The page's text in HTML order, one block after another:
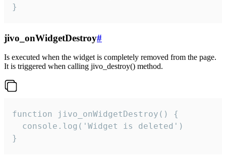
}
jivo_onWidgetDestroy#
Is executed when the widget is completely removed from the page.
It is triggered when calling jivo_destroy() method.
function jivo_onWidgetDestroy() {
  console.log('Widget is deleted')
}